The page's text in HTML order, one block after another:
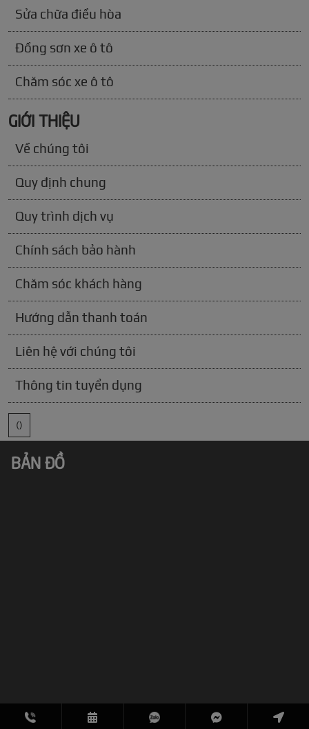
Sửa chữa điều hòa
Đồng sơn xe ô tô
Chăm sóc xe ô tô
GIỚI THIỆU
Về chúng tôi
Quy định chung
Quy trình dịch vụ
Chính sách bảo hành
Chăm sóc khách hàng
Hướng dẫn thanh toán
Liên hệ với chúng tôi
Thông tin tuyển dụng
()
BẢN ĐỒ